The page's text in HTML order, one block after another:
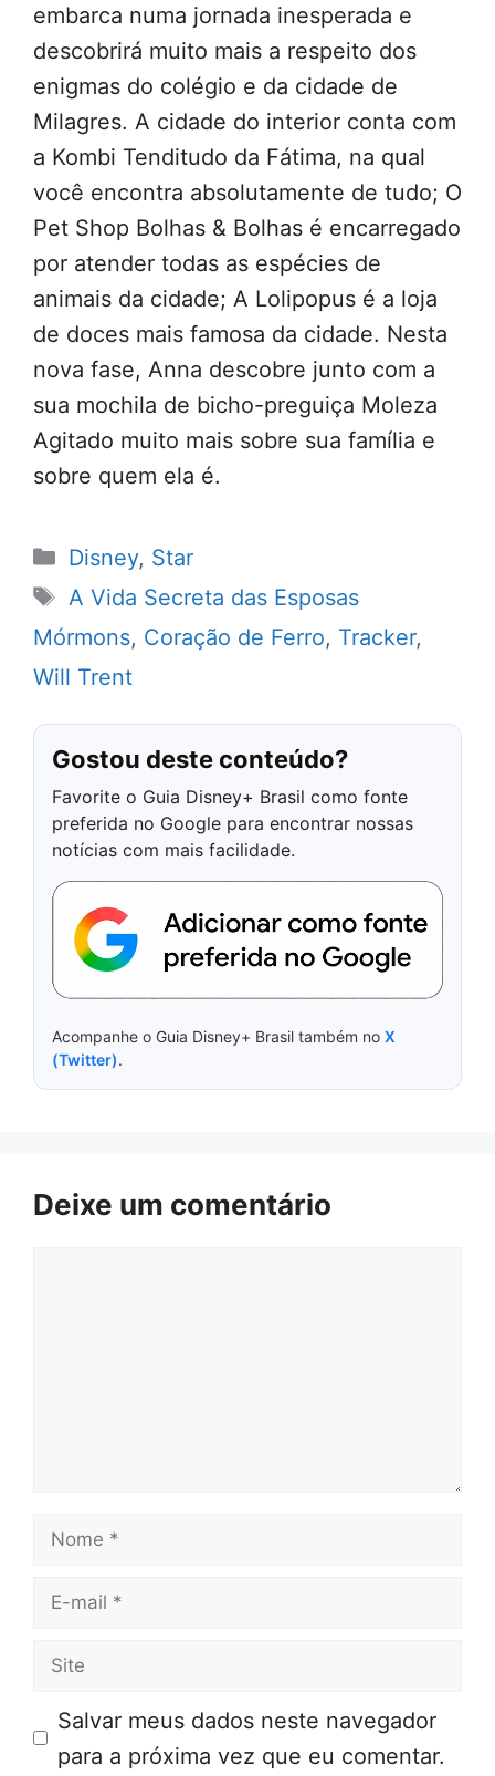
embarca numa jornada inesperada e
descobrirá muito mais a respeito dos
enigmas do colégio e da cidade de
Milagres. A cidade do interior conta com
a Kombi Tenditudo da Fátima, na qual
você encontra absolutamente de tudo; O
Pet Shop Bolhas & Bolhas é encarregado
por atender todas as espécies de
animais da cidade; A Lolipopus é a loja
de doces mais famosa da cidade. Nesta
nova fase, Anna descobre junto com a
sua mochila de bicho-preguiça Moleza
Agitado muito mais sobre sua família e
sobre quem ela é.
Categorias
Disney, Star
Tags
A Vida Secreta das Esposas
Mórmons, Coração de Ferro, Tracker,
Will Trent
Gostou deste conteúdo?
Favorite o Guia Disney+ Brasil como fonte
preferida no Google para encontrar nossas
notícias com mais facilidade.
Acompanhe o Guia Disney+ Brasil também no X
(Twitter).
Deixe um comentário
Nome
E-
Site
Salvar meus dados neste navegador
para a próxima vez que eu comentar.